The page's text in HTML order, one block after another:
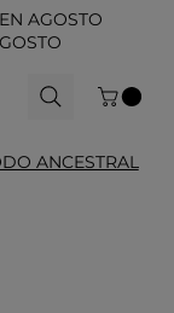
AGOSTO
ANCESTRAL